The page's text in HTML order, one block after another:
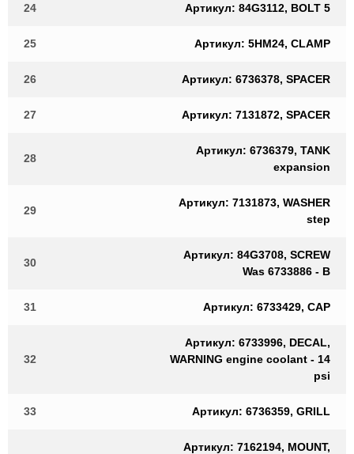
24 Артикул: 84G3112, BOLT 5
25 Артикул: 5HM24, CLAMP
26 Артикул: 6736378, SPACER
27 Артикул: 7131872, SPACER
28
Артикул: 6736379, TANK
expansion
29
Артикул: 7131873, WASHER
step
30
Артикул: 84G3708, SCREW
Was 6733886 - B
31 Артикул: 6733429, CAP
32
Артикул: 6733996, DECAL,
WARNING engine coolant - 14
psi
33 Артикул: 6736359, GRILL
Артикул: 7162194, MOUNT,